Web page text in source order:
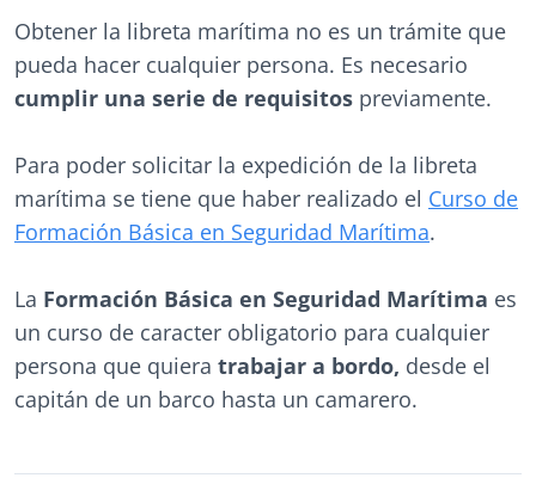
Obtener la libreta marítima no es un trámite que
pueda hacer cualquier persona. Es necesario
cumplir una serie de requisitos previamente.
Para poder solicitar la expedición de la libreta
marítima se tiene que haber realizado el Curso de
Formación Básica en Seguridad Marítima.
La Formación Básica en Seguridad Marítima es
un curso de caracter obligatorio para cualquier
persona que quiera trabajar a bordo, desde el
capitán de un barco hasta un camarero.